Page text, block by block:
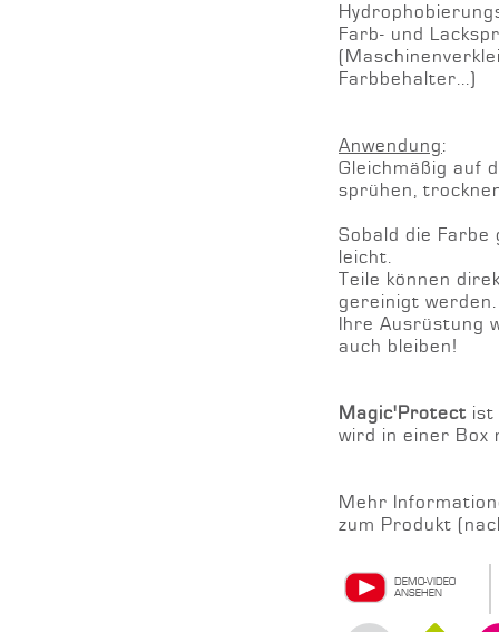
Farb- und
Farbbehalter...)
Anwendung:
Gleichmäßig auf
sprühen,
Sobald die
leicht.
Teile können
gereinigt werden.
Ihre Ausrüstung
auch bleiben!
Magic'Protect ist
wird in einer Box
Mehr
zum Produkt
DEMO-VIDEO
ANSEHEN